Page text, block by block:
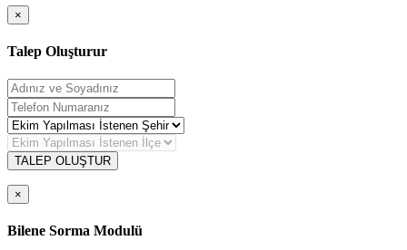
×
Talep Oluşturur
TALEP OLUŞTUR
×
Bilene Sorma Modulü